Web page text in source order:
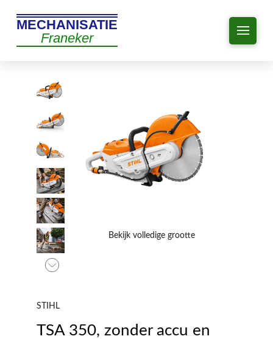
MECHANISATIE
Franeker
Bekijk volledige grootte
STIHL
TSA 350, zonder accu en